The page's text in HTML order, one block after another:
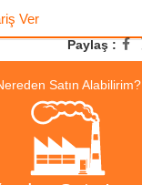
Ver
Paylaş :
Satın Alabilirim?